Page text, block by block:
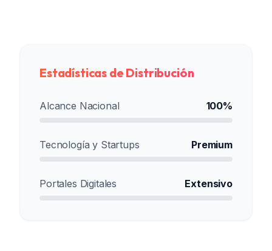
Estadísticas de Distribución
Alcance Nacional 100%
Tecnología y Startups Premium
Portales Digitales Extensivo